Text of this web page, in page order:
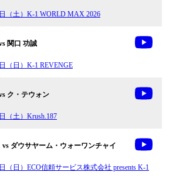
（土）K-1 WORLD MAX 2026
関口 功誠
（日）K-1 REVENGE
ク・テウォン
（土）Krush.187
vs ダウサヤーム・ウォーワンチャイ
（日）ECO信頼サービス株式会社 presents K-1